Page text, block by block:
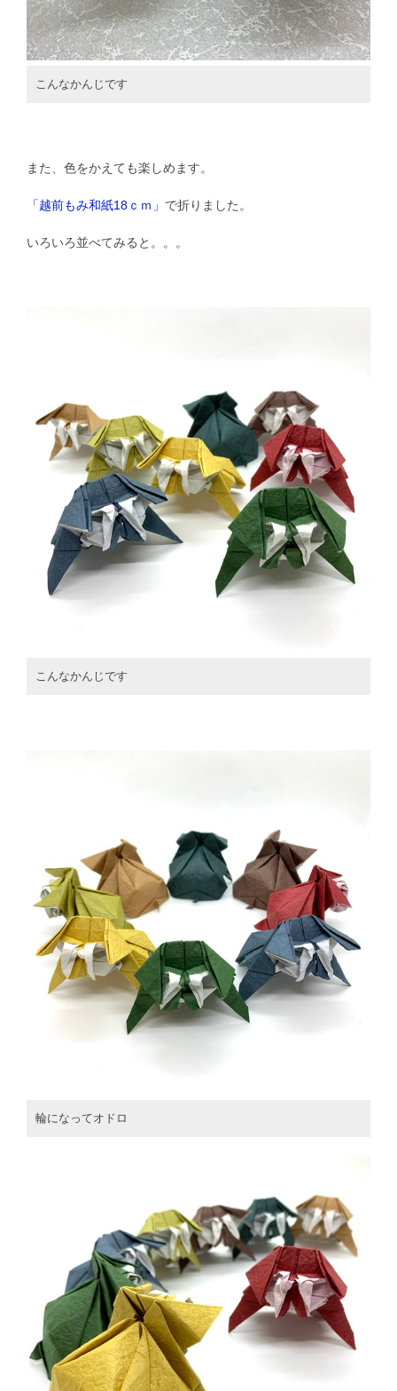
こんなかんじです
また、色をかえても楽しめます。
「越前もみ和紙18ｃｍ」 で折りました。
いろいろ並べてみると。。。
こんなかんじです
輪になってオドロ